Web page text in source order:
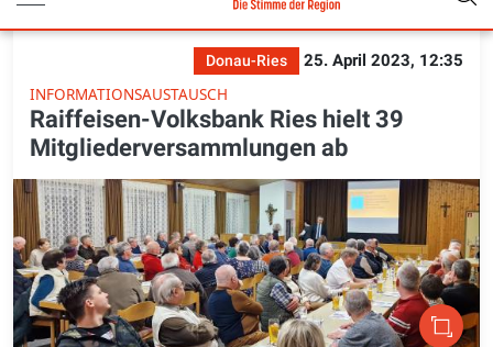
Donau-Ries
25. April 2023, 12:35
INFORMATIONSAUSTAUSCH
Raiffeisen-Volksbank Ries hielt 39
Mitgliederversammlungen ab